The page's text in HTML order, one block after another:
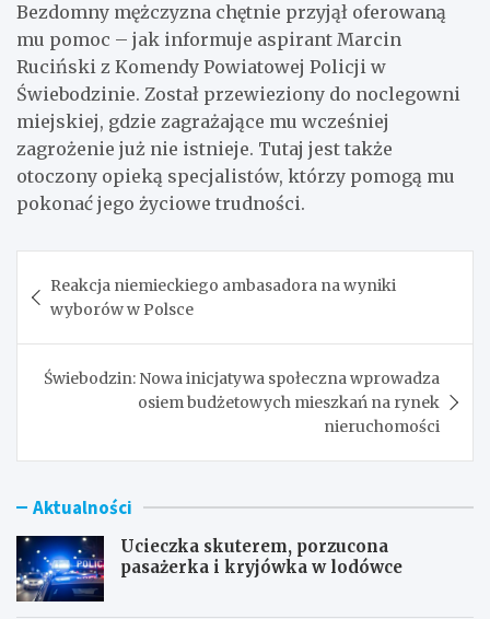
Bezdomny mężczyzna chętnie przyjął oferowaną
mu pomoc – jak informuje aspirant Marcin
Ruciński z Komendy Powiatowej Policji w
Świebodzinie. Został przewieziony do noclegowni
miejskiej, gdzie zagrażające mu wcześniej
zagrożenie już nie istnieje. Tutaj jest także
otoczony opieką specjalistów, którzy pomogą mu
pokonać jego życiowe trudności.
wpisu
Reakcja niemieckiego ambasadora na wyniki
wyborów w Polsce
Świebodzin: Nowa inicjatywa społeczna wprowadza
osiem budżetowych mieszkań na rynek
nieruchomości
Aktualności
Ucieczka skuterem, porzucona
pasażerka i kryjówka w lodówce